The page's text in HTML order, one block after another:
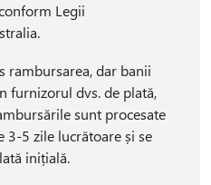
Legii
rambursarea, dar banii
furnizorul dvs. de plată,
sunt procesate
3-5 zile lucrătoare și se
inițială.